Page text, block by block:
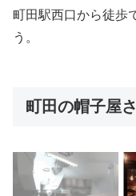
町田駅西口から徒歩
う。
町田の帽子屋